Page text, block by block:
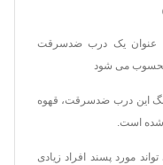
سرقت فلزی وارداتی کد 605 به عنوان یک درب ضدسرقت
محسوب می شود
می باشد. رنگ این درب ضدسرقت، قهوه
شده است.
مورد پسند افراد زیادی